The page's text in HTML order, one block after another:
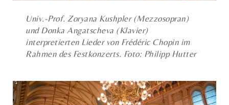
Univ.-Prof. Zoryana Kushpler (Mezzosopran)
und Donka Angatscheva (Klavier)
interpretierten Lieder von Frédéric Chopin im
Rahmen des Festkonzerts. Foto: Philipp Hutter